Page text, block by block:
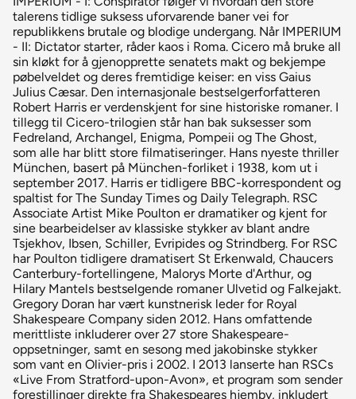
talerens tidlige suksess uforvarende baner vei for
republikkens brutale og blodige undergang. Når IMPERIUM
- II: Dictator starter, råder kaos i Roma. Cicero må bruke all
sin kløkt for å gjenopprette senatets makt og bekjempe
pøbelveldet og deres fremtidige keiser: en viss Gaius
Julius Cæsar. Den internasjonale bestselgerforfatteren
Robert Harris er verdenskjent for sine historiske romaner. I
tillegg til Cicero-trilogien står han bak suksesser som
Fedreland, Archangel, Enigma, Pompeii og The Ghost,
som alle har blitt store filmatiseringer. Hans nyeste thriller
München, basert på München-forliket i 1938, kom ut i
september 2017. Harris er tidligere BBC-korrespondent og
spaltist for The Sunday Times og Daily Telegraph. RSC
Associate Artist Mike Poulton er dramatiker og kjent for
sine bearbeidelser av klassiske stykker av blant andre
Tsjekhov, Ibsen, Schiller, Evripides og Strindberg. For RSC
har Poulton tidligere dramatisert St Erkenwald, Chaucers
Canterbury-fortellingene, Malorys Morte d'Arthur, og
Hilary Mantels bestselgende romaner Ulvetid og Falkejakt.
Gregory Doran har vært kunstnerisk leder for Royal
Shakespeare Company siden 2012. Hans omfattende
merittliste inkluderer over 27 store Shakespeare-
oppsetninger, samt en sesong med jakobinske stykker
som vant en Olivier-pris i 2002. I 2013 lanserte han RSCs
«Live From Stratford-upon-Avon», et program som sender
forestillinger direkte fra Shakespeares hjemby, inkludert